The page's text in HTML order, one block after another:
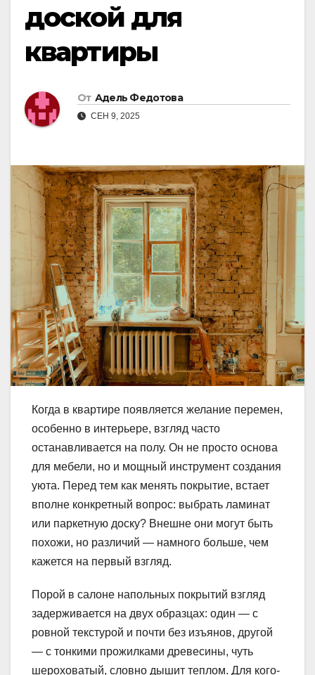
доской для
квартиры
От Адель Федотова
СЕН 9, 2025
Когда в квартире появляется желание перемен,
особенно в интерьере, взгляд часто
останавливается на полу. Он не просто основа
для мебели, но и мощный инструмент создания
уюта. Перед тем как менять покрытие, встает
вполне конкретный вопрос: выбрать ламинат
или паркетную доску? Внешне они могут быть
похожи, но различий — намного больше, чем
кажется на первый взгляд.
Порой в салоне напольных покрытий взгляд
задерживается на двух образцах: один — с
ровной текстурой и почти без изъянов, другой
— с тонкими прожилками древесины, чуть
шероховатый, словно дышит теплом. Для кого-